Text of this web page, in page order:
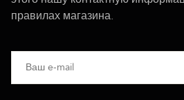
правилах магазина.